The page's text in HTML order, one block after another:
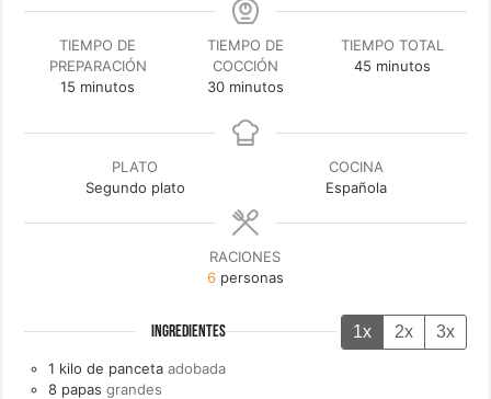
TIEMPO DE
PREPARACIÓN
15 minutos
minutos
TIEMPO DE
COCCIÓN
30minutos
minutos
TIEMPO TOTAL
45 minutos
minutos
PLATO
Segundo plato
COCINA
Española
RACIONES
6 personas
INGREDIENTES 1x 2x 3x
1 kilo de panceta adobada
8 papas grandes